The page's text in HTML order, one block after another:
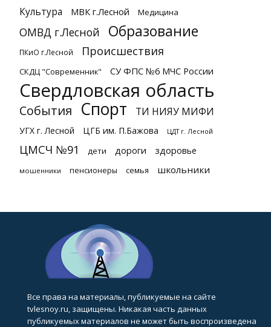
Культура МВК г.Лесной Медицина
ОМВД г.Лесной Образование
ПКиО г.Лесной Происшествия
СКДЦ "Современник" СУ ФПС №6 МЧС России
Свердловская область
События Спорт ТИ НИЯУ МИФИ
УГХ г. Лесной ЦГБ им. П.Бажова ЦДТ г. Лесной
ЦМСЧ №91 дети дороги здоровье
мошенники пенсионеры семья школьники
Все права на материалы, публикуемые на сайте
tvlesnoy.ru, защищены. Никакая часть данных
публикуемых материалов не может быть воспроизведена